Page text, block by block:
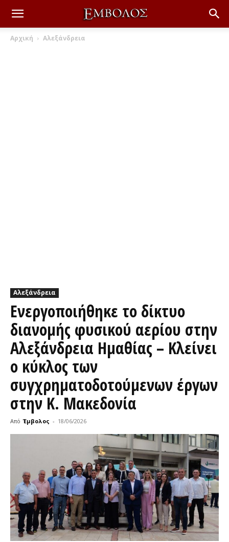
Αρχική Αλεξάνδρεια
Αλεξάνδρεια
Ενεργοποιήθηκε το δίκτυο
διανομής φυσικού αερίου στην
Αλεξάνδρεια Ημαθίας – Κλείνει
ο κύκλος των
συγχρηματοδοτούμενων έργων
στην Κ. Μακεδονία
Από Έμβολος - 18/06/2026